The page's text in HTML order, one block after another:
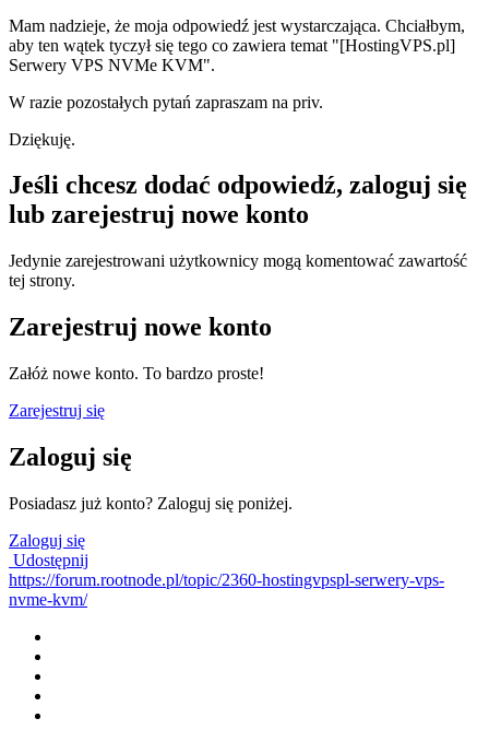
Mam nadzieje, że moja odpowiedź jest wystarczająca. Chciałbym,
aby ten wątek tyczył się tego co zawiera temat "[HostingVPS.pl]
Serwery VPS NVMe KVM".
W razie pozostałych pytań zapraszam na priv.
Dziękuję.
Jeśli chcesz dodać odpowiedź, zaloguj się
lub zarejestruj nowe konto
Jedynie zarejestrowani użytkownicy mogą komentować zawartość
tej strony.
Zarejestruj nowe konto
Załóż nowe konto. To bardzo proste!
Zarejestruj się
Zaloguj się
Posiadasz już konto? Zaloguj się poniżej.
Zaloguj się
Udostępnij
https://forum.rootnode.pl/topic/2360-hostingvpspl-serwery-vps-
nvme-kvm/